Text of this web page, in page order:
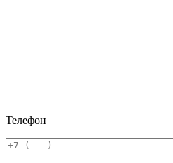
Телефон